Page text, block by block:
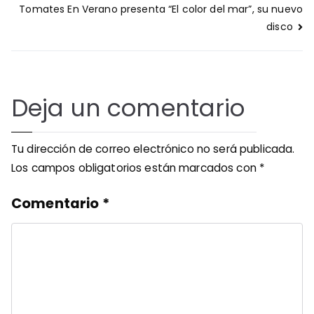
de
Tomates En Verano presenta “El color del mar”, su nuevo
disco
Deja un comentario
Tu dirección de correo electrónico no será publicada.
Los campos obligatorios están marcados con *
Comentario *